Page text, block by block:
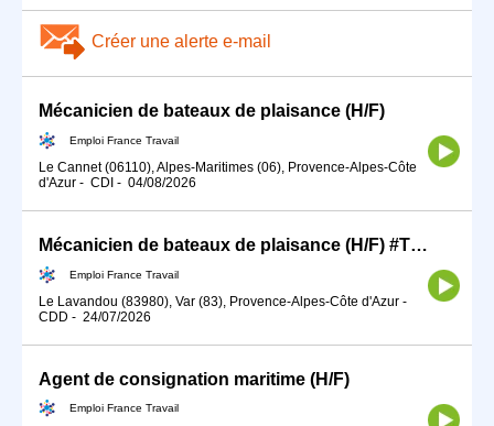
Créer une alerte e-mail
Mécanicien de bateaux de plaisance (H/F)
Emploi France Travail
Le Cannet (06110), Alpes-Maritimes (06), Provence-Alpes-Côte
d'Azur - CDI - 04/08/2026
Mécanicien de bateaux de plaisance (H/F) #TDFE2026
Emploi France Travail
Le Lavandou (83980), Var (83), Provence-Alpes-Côte d'Azur -
CDD - 24/07/2026
Agent de consignation maritime (H/F)
Emploi France Travail